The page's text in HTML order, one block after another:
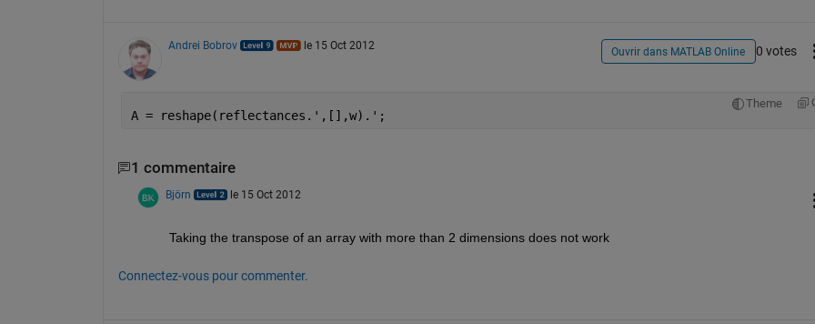
Andrei Bobrov le 15 Oct 2012 Ouvrir dans MATLAB Online 0 votes
Theme
A = reshape(reflectances.',[],w).';
1 commentaire
Björn le 15 Oct 2012
Taking the transpose of an array with more than 2 dimensions does not work
Connectez-vous pour commenter.